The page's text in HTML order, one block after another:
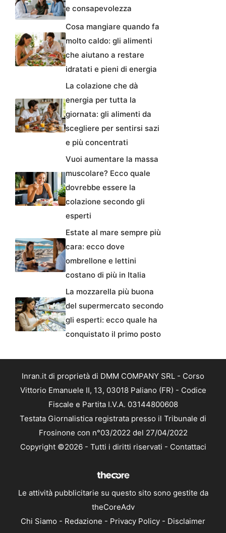
e consapevolezza
Cosa mangiare quando fa
molto caldo: gli alimenti
che aiutano a restare
idratati e pieni di energia
La colazione che dà
energia per tutta la
giornata: gli alimenti da
scegliere per sentirsi sazi
e più concentrati
Vuoi aumentare la massa
muscolare? Ecco quale
dovrebbe essere la
colazione secondo gli
esperti
Estate al mare sempre più
cara: ecco dove
ombrellone e lettini
costano di più in Italia
La mozzarella più buona
del supermercato secondo
gli esperti: ecco quale ha
conquistato il primo posto
Inran.it di proprietà di DMM COMPANY SRL - Corso
Vittorio Emanuele II, 13, 03018 Paliano (FR) - Codice
Fiscale e Partita I.V.A. 03144800608
Testata Giornalistica registrata presso il Tribunale di
Frosinone con n°03/2022 del 27/04/2022
Copyright ©2026 - Tutti i diritti riservati - Contattaci
Le attività pubblicitarie su questo sito sono gestite da
theCoreAdv
Chi Siamo - Redazione - Privacy Policy - Disclaimer